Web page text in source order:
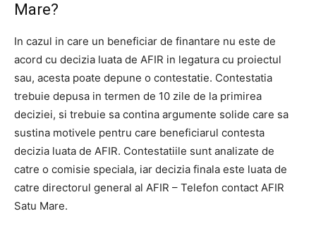
Mare?
In cazul in care un beneficiar de finantare nu este de
acord cu decizia luata de AFIR in legatura cu proiectul
sau, acesta poate depune o contestatie. Contestatia
trebuie depusa in termen de 10 zile de la primirea
deciziei, si trebuie sa contina argumente solide care sa
sustina motivele pentru care beneficiarul contesta
decizia luata de AFIR. Contestatiile sunt analizate de
catre o comisie speciala, iar decizia finala este luata de
catre directorul general al AFIR – Telefon contact AFIR
Satu Mare.